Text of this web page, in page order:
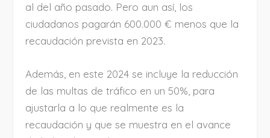
al del año pasado. Pero aun así, los
ciudadanos pagarán 600.000 € menos que la
recaudación prevista en 2023.
Además, en este 2024 se incluye la reducción
de las multas de tráfico en un 50%, para
ajustarla a lo que realmente es la
recaudación y que se muestra en el avance